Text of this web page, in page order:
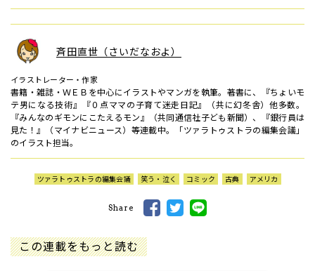
斉田直世（さいだなおよ）
イラストレーター・作家
書籍・雑誌・ＷＥＢを中心にイラストやマンガを執筆。著書に、『ちょいモ
テ男になる技術』『０点ママの子育て迷走日記』（共に幻冬舎）他多数。
『みんなのギモンにこたえるモン』（共同通信社子ども新聞）、『銀行員は
見た！』（マイナビニュース）等連載中。「ツァラトゥストラの編集会議」
のイラスト担当。
ツァラトゥストラの編集会議 笑う・泣く コミック 古典 アメリカ
Share
この連載をもっと読む